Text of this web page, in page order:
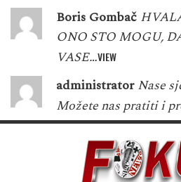
Boris Gombač
ONO STO MOGU,
VASE…VIEW
administrator Nase
Možete nas pratiti i